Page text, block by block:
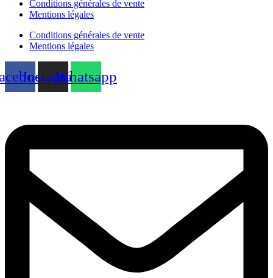
Conditions générales de vente
Mentions légales
Conditions générales de vente
Mentions légales
InstagramWhatsapp